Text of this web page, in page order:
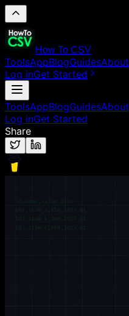
How To CSV
ToolsAppBlogGuidesAbout
Log inGet Started
ToolsAppBlogGuidesAbout
Log inGet Started
Share